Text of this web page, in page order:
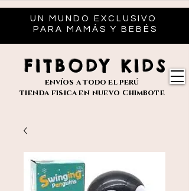
UN MUNDO EXCLUSIVO
PARA MAMÁS Y BEBÉS
FITBODY KIDS
envíos a todo el perú
tienda fisica en nuevo Chimbote